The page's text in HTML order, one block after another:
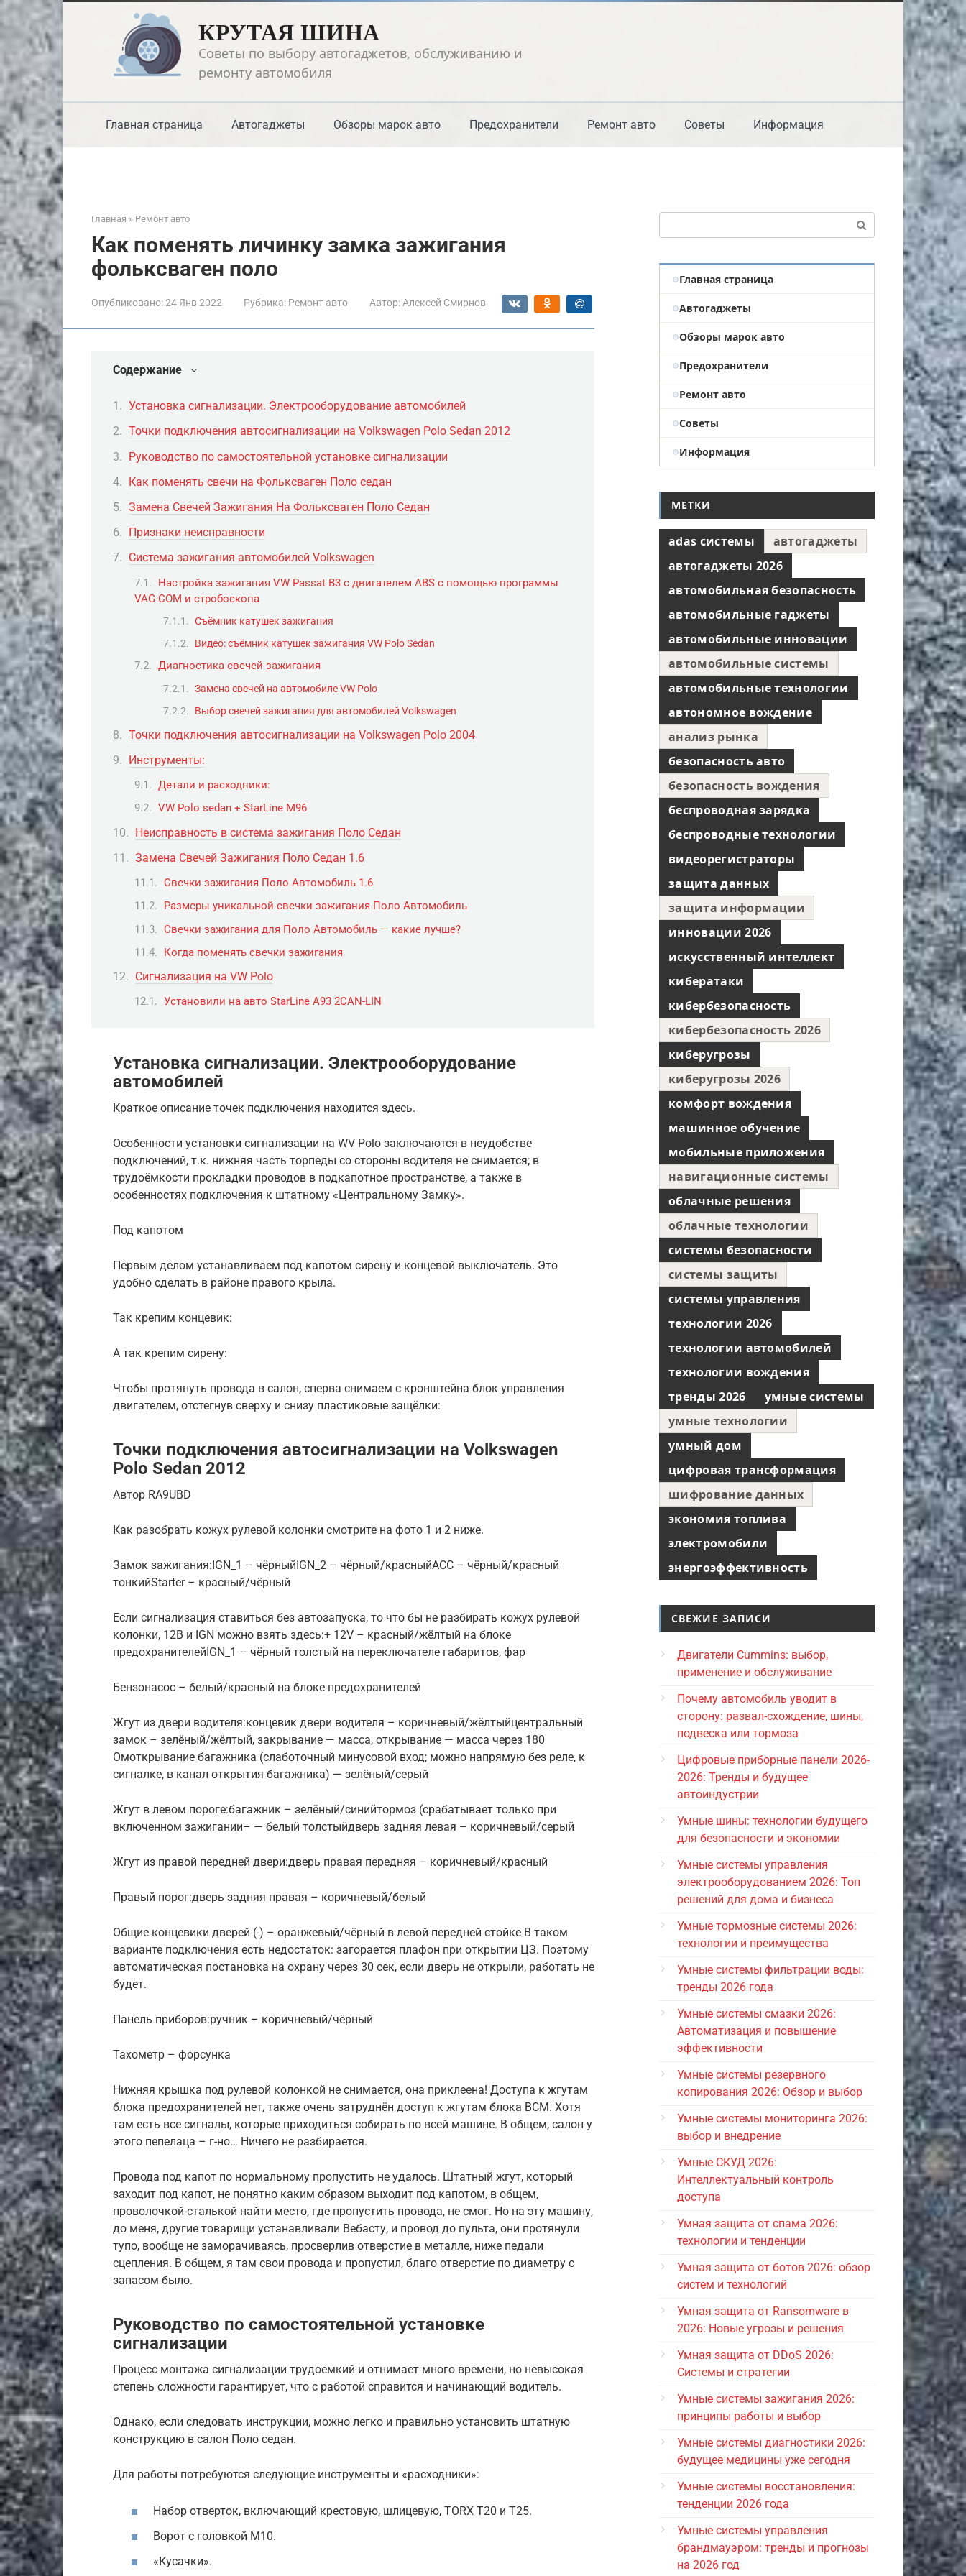
Перейти
к
контенту
КРУТАЯ ШИНА
Советы по выбору автогаджетов, обслуживанию и
ремонту автомобиля
Главная страница Автогаджеты Обзоры марок авто Предохранители Ремонт авто Советы Информация
Главная » Ремонт авто
Как поменять личинку замка зажигания
фольксваген поло
Опубликовано:24 Янв 2022 Рубрика: Ремонт авто Автор: Алексей Смирнов
Содержание
Установка сигнализации. Электрооборудование автомобилей
Точки подключения автосигнализации на Volkswagen Polo Sedan 2012
Руководство по самостоятельной установке сигнализации
Как поменять свечи на Фольксваген Поло седан
Замена Свечей Зажигания На Фольксваген Поло Седан
Признаки неисправности
Система зажигания автомобилей Volkswagen
Настройка зажигания VW Passat B3 с двигателем ABS с помощью программы
VAG-COM и стробоскопа
Съёмник катушек зажигания
Видео: съёмник катушек зажигания VW Polo Sedan
Диагностика свечей зажигания
Замена свечей на автомобиле VW Polo
Выбор свечей зажигания для автомобилей Volkswagen
Точки подключения автосигнализации на Volkswagen Polo 2004
Инструменты:
Детали и расходники:
VW Polo sedan + StarLine M96
Неисправность в система зажигания Поло Седан
Замена Свечей Зажигания Поло Седан 1.6
Свечки зажигания Поло Автомобиль 1.6
Размеры уникальной свечки зажигания Поло Автомобиль
Свечки зажигания для Поло Автомобиль — какие лучше?
Когда поменять свечки зажигания
Сигнализация на VW Polo
Установили на авто StarLine A93 2CAN-LIN
Установка сигнализации. Электрооборудование
автомобилей
Краткое описание точек подключения находится здесь.
Особенности установки сигнализации на WV Polo заключаются в неудобстве
подключений, т.к. нижняя часть торпеды со стороны водителя не снимается; в
трудоёмкости прокладки проводов в подкапотное пространстве, а также в
особенностях подключения к штатному «Центральному Замку».
Под капотом
Первым делом устанавливаем под капотом сирену и концевой выключатель. Это
удобно сделать в районе правого крыла.
Так крепим концевик:
А так крепим сирену:
Чтобы протянуть провода в салон, сперва снимаем с кронштейна блок управления
двигателем, отстегнув сверху и снизу пластиковые защёлки:
Точки подключения автосигнализации на Volkswagen
Polo Sedan 2012
Автор RA9UBD
Как разобрать кожух рулевой колонки смотрите на фото 1 и 2 ниже.
Замок зажигания:IGN_1 – чёрныйIGN_2 – чёрный/красныйACC – чёрный/красный
тонкийStarter – красный/чёрный
Если сигнализация ставиться без автозапуска, то что бы не разбирать кожух рулевой
колонки, 12В и IGN можно взять здесь:+ 12V – красный/жёлтый на блоке
предохранителейIGN_1 – чёрный толстый на переключателе габаритов, фар
Бензонасос – белый/красный на блоке предохранителей
Жгут из двери водителя:концевик двери водителя – коричневый/жёлтыйцентральный
замок – зелёный/жёлтый, закрывание — масса, открывание — масса через 180
Омоткрывание багажника (слаботочный минусовой вход; можно напрямую без реле, к
сигналке, в канал открытия багажника) — зелёный/серый
Жгут в левом пороге:багажник – зелёный/синийтормоз (срабатывает только при
включенном зажигании– — белый толстыйдверь задняя левая – коричневый/серый
Жгут из правой передней двери:дверь правая передняя – коричневый/красный
Правый порог:дверь задняя правая – коричневый/белый
Общие концевики дверей (-) – оранжевый/чёрный в левой передней стойке В таком
варианте подключения есть недостаток: загорается плафон при открытии ЦЗ. Поэтому
автоматическая постановка на охрану через 30 сек, если дверь не открыли, работать не
будет.
Панель приборов:ручник – коричневый/чёрный
Тахометр – форсунка
Нижняя крышка под рулевой колонкой не снимается, она приклеена! Доступа к жгутам
блока предохранителей нет, также очень затруднён доступ к жгутам блока BCM. Хотя
там есть все сигналы, которые приходиться собирать по всей машине. В общем, салон у
этого пепелаца – г-но… Ничего не разбирается.
Провода под капот по нормальному пропустить не удалось. Штатный жгут, который
заходит под капот, не понятно каким образом выходит под капотом, в общем,
проволочкой-сталькой найти место, где пропустить провода, не смог. Но на эту машину,
до меня, другие товарищи устанавливали Вебасту, и провод до пульта, они протянули
тупо, вообще не заморачиваясь, просверлив отверстие в металле, ниже педали
сцепления. В общем, я там свои провода и пропустил, благо отверстие по диаметру с
запасом было.
Руководство по самостоятельной установке
сигнализации
Процесс монтажа сигнализации трудоемкий и отнимает много времени, но невысокая
степень сложности гарантирует, что с работой справится и начинающий водитель.
Однако, если следовать инструкции, можно легко и правильно установить штатную
конструкцию в салон Поло седан.
Для работы потребуются следующие инструменты и «расходники»:
Набор отверток, включающий крестовую, шлицевую, TORX T20 и T25.
Ворот с головкой М10.
«Кусачки».
Главная страница
Автогаджеты
Обзоры марок авто
Предохранители
Ремонт авто
Советы
Информация
МЕТКИ
adas системы
автогаджеты
автогаджеты 2026
автомобильная безопасность
автомобильные гаджеты
автомобильные инновации
автомобильные системы
автомобильные технологии
автономное вождение
анализ рынка
безопасность авто
безопасность вождения
беспроводная зарядка
беспроводные технологии
видеорегистраторы
защита данных
защита информации
инновации 2026
искусственный интеллект
кибератаки
кибербезопасность
кибербезопасность 2026
киберугрозы
киберугрозы 2026
комфорт вождения
машинное обучение
мобильные приложения
навигационные системы
облачные решения
облачные технологии
системы безопасности
системы защиты
системы управления
технологии 2026
технологии автомобилей
технологии вождения
тренды 2026
умные системы
умные технологии
умный дом
цифровая трансформация
шифрование данных
экономия топлива
электромобили
энергоэффективность
СВЕЖИЕ ЗАПИСИ
Двигатели Cummins: выбор,
применение и обслуживание
Почему автомобиль уводит в
сторону: развал-схождение, шины,
подвеска или тормоза
Цифровые приборные панели 2026-
2026: Тренды и будущее
автоиндустрии
Умные шины: технологии будущего
для безопасности и экономии
Умные системы управления
электрооборудованием 2026: Топ
решений для дома и бизнеса
Умные тормозные системы 2026:
технологии и преимущества
Умные системы фильтрации воды:
тренды 2026 года
Умные системы смазки 2026:
Автоматизация и повышение
эффективности
Умные системы резервного
копирования 2026: Обзор и выбор
Умные системы мониторинга 2026:
выбор и внедрение
Умные СКУД 2026:
Интеллектуальный контроль
доступа
Умная защита от спама 2026:
технологии и тенденции
Умная защита от ботов 2026: обзор
систем и технологий
Умная защита от Ransomware в
2026: Новые угрозы и решения
Умная защита от DDoS 2026:
Системы и стратегии
Умные системы зажигания 2026:
принципы работы и выбор
Умные системы диагностики 2026:
будущее медицины уже сегодня
Умные системы восстановления:
тенденции 2026 года
Умные системы управления
брандмауэром: тренды и прогнозы
на 2026 год